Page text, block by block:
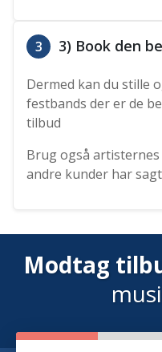
3 3) Book den
Dermed kan du stille
festbands der er de
tilbud
Brug også
andre kunder har
Modtag